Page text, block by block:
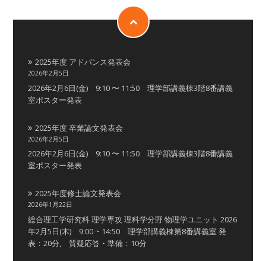
2025年度 アドバンス発表会
2026年2月5日
2026年2月6日(金) 9:10 〜 11:50 理学部講義棟3階8番講義
室ポスター発表
2025年度 卒業論文発表会
2026年2月5日
2026年2月6日(金) 9:10 〜 11:50 理学部講義棟3階8番講義
室ポスター発表
2025年度修士論文発表会
2026年1月22日
総合理工学研究科 理学専攻 理科学分野 物理学ユニット 2026
年2月5日(木) 9:00 ~ 14:50 理学部講義棟第8番講義室 発
表：20分, 質疑応答・準備：10分